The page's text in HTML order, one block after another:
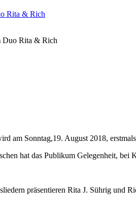
Duo Rita & Rich
am Sonntag,19. August 2018,
hat das Publikum Gelegenheit,
präsentieren Rita J. Sührig und